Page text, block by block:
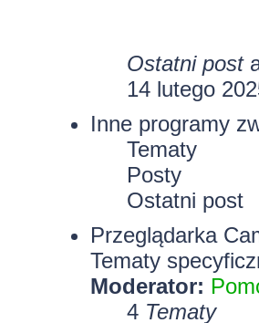
Ostatni post
14 lutego
Inne programy
Tematy
Posty
Ostatni post
Przeglądarka
Tematy
Moderator:
4 Tematy